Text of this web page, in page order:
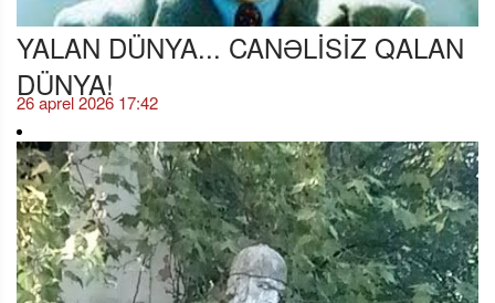
YALAN DÜNYA... CANƏLİSİZ QALAN
DÜNYA!
26 aprel 2026 17:42